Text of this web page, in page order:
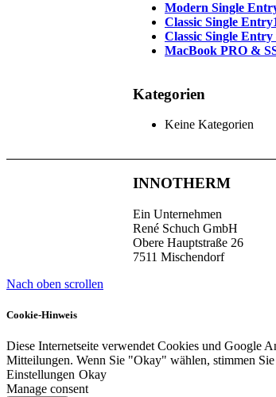
Modern Single
Classic Single Entry
Classic Single Entry
MacBook PRO &
Kategorien
Keine Kategorien
INNOTHERM
Ein Unternehmen
René Schuch GmbH
Obere Hauptstraße 26
7511 Mischendorf
Nach oben scrollen
Cookie-Hinweis
Diese Internetseite verwendet Cookies und Google
Mitteilungen. Wenn Sie "Okay" wählen, stimmen
Einstellungen Okay
Manage consent